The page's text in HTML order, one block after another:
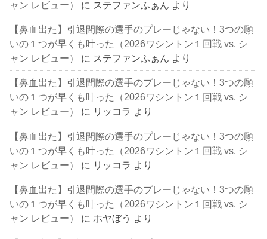
ャン レビュー）
に ステファンふぁん より
【鼻血出た】引退間際の選手のプレーじゃない！3つの願
いの１つが早くも叶った（2026ワシントン１回戦 vs. シ
ャン レビュー）
に ステファンふぁん より
【鼻血出た】引退間際の選手のプレーじゃない！3つの願
いの１つが早くも叶った（2026ワシントン１回戦 vs. シ
ャン レビュー）
に リッコラ より
【鼻血出た】引退間際の選手のプレーじゃない！3つの願
いの１つが早くも叶った（2026ワシントン１回戦 vs. シ
ャン レビュー）
に リッコラ より
【鼻血出た】引退間際の選手のプレーじゃない！3つの願
いの１つが早くも叶った（2026ワシントン１回戦 vs. シ
ャン レビュー）
に ホヤぼう より